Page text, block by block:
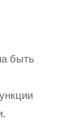
быть